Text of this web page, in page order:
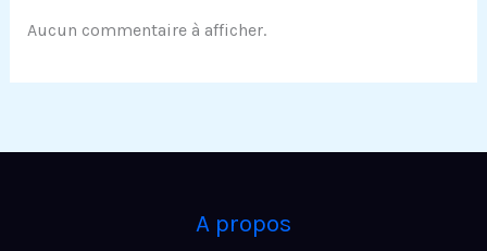
Aucun commentaire à afficher.
A propos